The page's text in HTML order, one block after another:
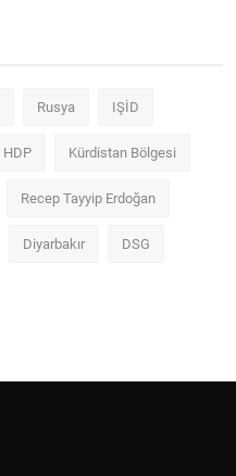
Rusya IŞİD
HDP Kürdistan Bölgesi
Recep Tayyip Erdoğan
Diyarbakır DSG